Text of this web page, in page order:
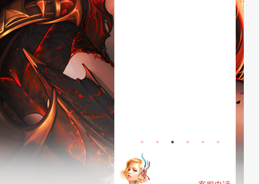
无烬战场-怀
旧服活动